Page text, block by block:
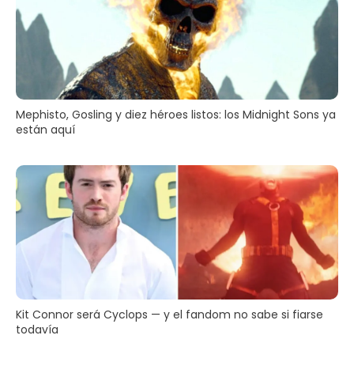
Mephisto, Gosling y diez héroes listos: los Midnight Sons ya
están aquí
Kit Connor será Cyclops — y el fandom no sabe si fiarse
todavía